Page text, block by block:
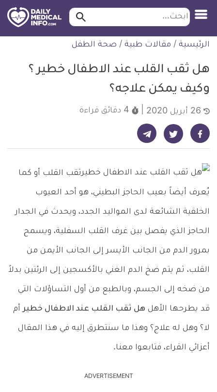
التخطي
للمحتوى
ابحث ابحث…
الرئيسية / مقالات طبية / صحة الطفل
هل ثقب القلب عند الاطفال خطير ؟
وكيف يمكن علاجه؟
4 دقائق قراءة
شارك على فيسبوك - ديلي ميديكال انفو شارك على تويتر - ديلي ميديكال انفو شارك على تيليجرام - ديلي ميديكال انفو
ثقب القلب أو كما
يُعرف أيضاً بعيب الحاجز البطيني، هو أحد العيوب
الخلقية الشائعة لدى المواليد الجدد، ويحدث في الجدار
الحاجز الذي يفصل بين غرف القلب السفلية، ويسمح
بمرور الدم من الجانب الأيسر إلى الجانب الأيمن من
القلب، ثم يتم ضخ الدم الغني بالأكسجين إلى الرئتين بدلاً
من ضخه إلى الجسم، وبالطبع من أول التساؤلات التي
قد يطرحها الأهل هل ثقب القلب عند الاطفال خطيرأم
لا؟ وهل له علاج؟ وهذا ما سنتطرق إليه في هذا المقال
أعزائي القراء، فتابعوا معنا.
ADVERTISEMENT